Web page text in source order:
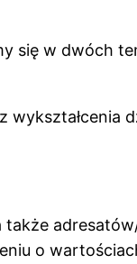
się w dwóch
wykształcenia
o